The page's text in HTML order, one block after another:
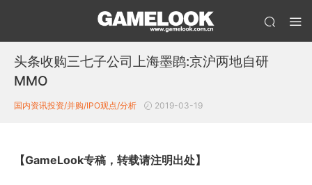
头条收购三七子公司上海墨鹍:京沪两地自研
MMO
国内资讯投资/并购/IPO观点/分析 2019-03-19
【GameLook专稿，转载请注明出处】